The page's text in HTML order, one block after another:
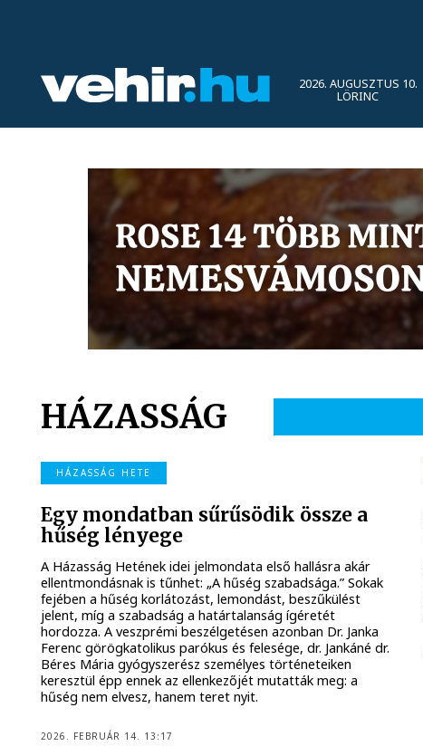
2026. AUGUSZTUS 10.
LÖRINC
HÁZASSÁG
HÁZASSÁG HETE
Egy mondatban sűrűsödik össze a
hűség lényege
A Házasság Hetének idei jelmondata első hallásra akár
ellentmondásnak is tűnhet: „A hűség szabadsága.” Sokak
fejében a hűség korlátozást, lemondást, beszűkülést
jelent, míg a szabadság a határtalanság ígéretét
hordozza. A veszprémi beszélgetésen azonban Dr. Janka
Ferenc görögkatolikus parókus és felesége, dr. Jankáné dr.
Béres Mária gyógyszerész személyes történeteiken
keresztül épp ennek az ellenkezőjét mutatták meg: a
hűség nem elvesz, hanem teret nyit.
2026. FEBRUÁR 14. 13:17